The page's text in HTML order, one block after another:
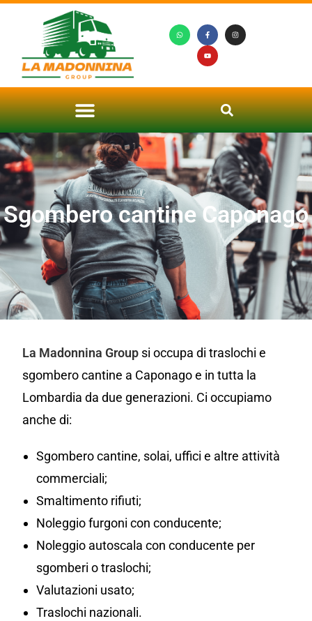
Sgombero cantine Caponago
La Madonnina Group si occupa di traslochi e
sgombero cantine a Caponago e in tutta la
Lombardia da due generazioni. Ci occupiamo
anche di:
Sgombero cantine, solai, uffici e altre attività
commerciali;
Smaltimento rifiuti;
Noleggio furgoni con conducente;
Noleggio autoscala con conducente per
sgomberi o traslochi;
Valutazioni usato;
Traslochi nazionali.